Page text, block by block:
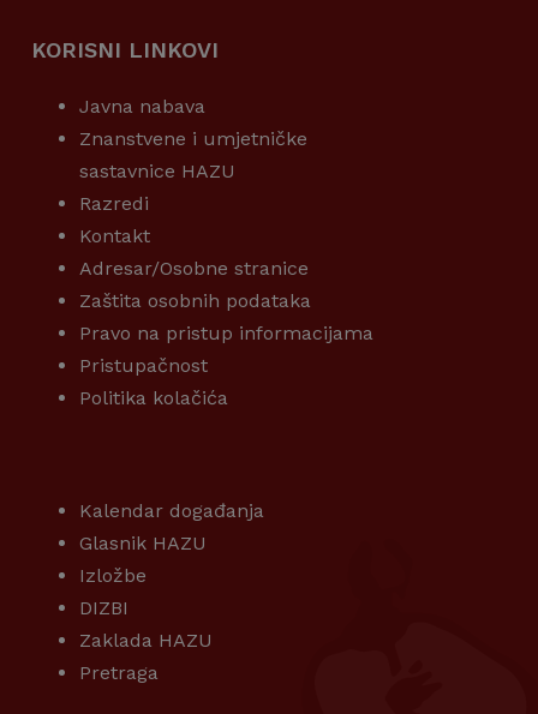
KORISNI LINKOVI
Javna nabava
Znanstvene i umjetničke
sastavnice HAZU
Razredi
Kontakt
Adresar/Osobne stranice
Zaštita osobnih podataka
Pravo na pristup informacijama
Pristupačnost
Politika kolačića
Kalendar događanja
Glasnik HAZU
Izložbe
DIZBI
Zaklada HAZU
Pretraga